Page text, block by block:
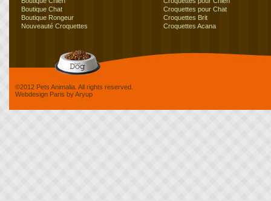
Boutique Chat
Boutique Rongeur
Nouveauté Croquettes
Croquettes pour Chat
Croquettes Brit
Croquettes Acana
©2012 Pets Animalia. All rights reserved.
Webdesign Paris byAryup